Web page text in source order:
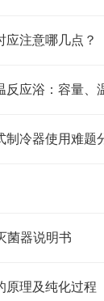
应注意哪几点？
制冷器使用难题
菌器说明书
原理及纯化过程